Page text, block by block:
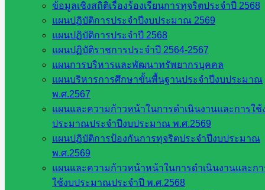
ข้อมูลเชิงสถิติเรื่องร้องเรียนการทุจริตประจำปี 2568
แผนปฏิบัติการประจำปีงบประมาณ 2569
แผนปฏิบัติการประจำปี 2568
แผนปฏิบัติราชการประจำปี 2564-2567
แผนการบริหารและพัฒนาทรัพยากรบุคคล
แผนบริหารการศึกษาขั้นพื้นฐานประจำปีงบประมาณ
พ.ศ.2567
แผนและความก้าวหน้าในการดำเนินงานและการใช้
ประมาณประจำปีงบประมาณ พ.ศ.2569
แผนปฏิบัติการป้องกันการทุจริตประจำปีงบประมาณ
พ.ศ.2569
แผนและความก้าวหน้าหน้าในการดำเนินงานและก
ใช้งบประมาณประจำปี พ.ศ.2568
ตรวจสอบ ประเมินผลและนิเทศการศึกษา
(ก.ต.ป.น.) ของเขตพื้นที่การศึกษา ประจำ
ปีงบประมาณ 2567
ตุลาคม 7, 2024ตุลาคม 7, 2024
วารสาร ประชาสัมพันธ์
ดำเนินการตรวจเยี่ยมเพื่อติดตาม และ
นิเทศการศึกษาโดยคณะกรรมการติดตาม